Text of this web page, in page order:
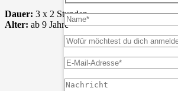
Dauer: 3 x 2 Stunden
Alter: ab 9 Jahre